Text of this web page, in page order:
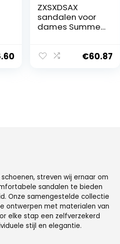
ZXSXDSAX
sandalen voor
dames Summer
Rhinestones
€60.87
streven wij ernaar om
sandalen te bieden
Onze samengestelde collectie
ontwerpen met materialen van
elke stap een zelfverzekerd
stijl en elegantie.